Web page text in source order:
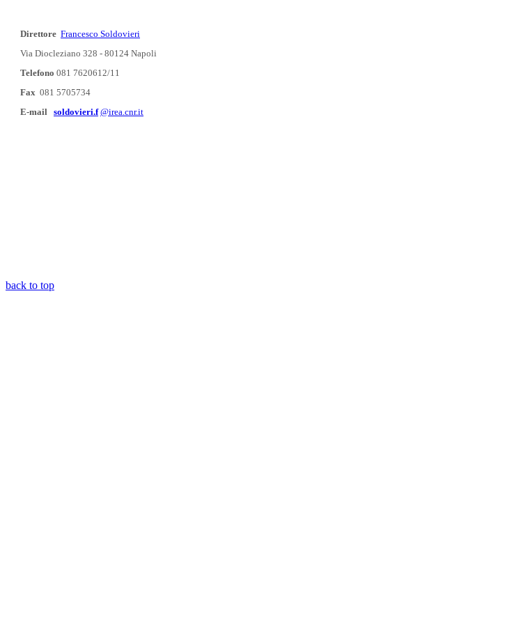
Direttore Francesco Soldovieri
Via Diocleziano 328 - 80124 Napoli
Telefono 081 7620612/11
Fax 081 5705734
E-mail soldovieri.f @irea.cnr.it
back to top